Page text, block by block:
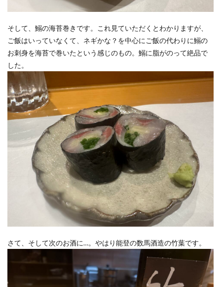
そして、鰯の海苔巻きです。これ見ていただくとわかりますが、
ご飯はいっていなくて、ネギかな？を中心にご飯の代わりに鰯の
お刺身を海苔で巻いたという感じのもの。鰯に脂がのって絶品で
した。
さて、そして次のお酒に…。やはり能登の数馬酒造の竹葉です。